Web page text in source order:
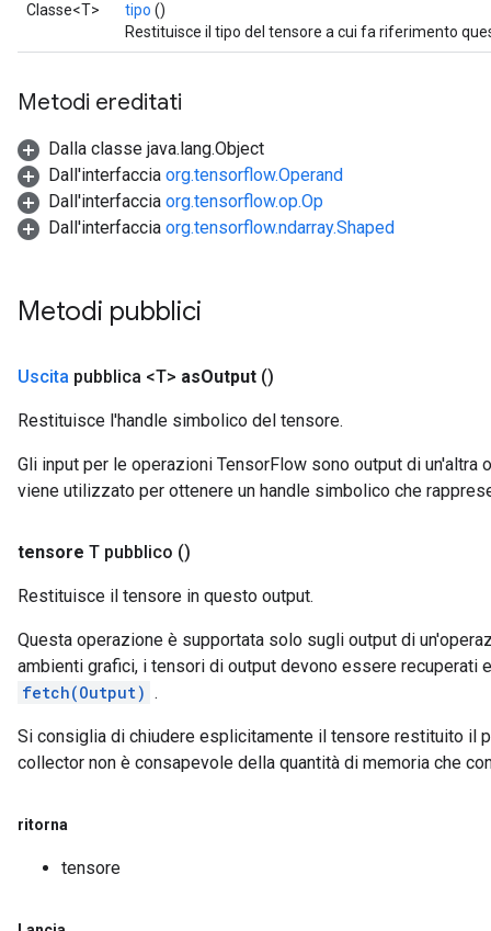
Classe<T> tipo ()
Restituisce il tipo del tensore a cui fa riferimento
Metodi ereditati
Dalla classe java.lang.Object
Dall'interfaccia org.tensorflow.Operand
Dall'interfaccia org.tensorflow.op.Op
Dall'interfaccia org.tensorflow.ndarray.Shaped
Metodi pubblici
Uscita pubblica <T> asOutput ()
Restituisce l'handle simbolico del tensore.
Gli input per le operazioni TensorFlow sono output di un'altra
viene utilizzato per ottenere un handle simbolico che
tensore T pubblico ()
Restituisce il tensore in questo output.
Questa operazione è supportata solo sugli output di
ambienti grafici, i tensori di output devono essere recuperati
fetch(Output) .
Si consiglia di chiudere esplicitamente il tensore restituito il
collector non è consapevole della quantità di memoria che
ritorna
tensore